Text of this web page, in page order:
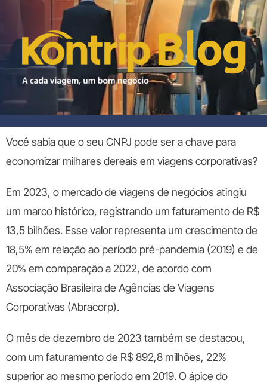
Você sabia que o seu CNPJ pode ser a chave para
economizar milhares dereais em viagens corporativas?
Em 2023, o mercado de viagens de negócios atingiu
um marco histórico, registrando um faturamento de R$
13,5 bilhões. Esse valor representa um crescimento de
18,5% em relação ao período pré-pandemia (2019) e de
20% em comparação a 2022, de acordo com
Associação Brasileira de Agências de Viagens
Corporativas (Abracorp).
O mês de dezembro de 2023 também se destacou,
com um faturamento de R$ 892,8 milhões, 22%
superior ao mesmo período em 2019. O ápice do